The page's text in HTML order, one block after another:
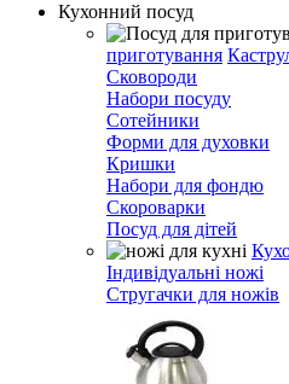
Кухонний посуд
приготування
Сковороди
Набори посуду
Сотейники
Форми для духовки
Кришки
Набори для фондю
Скороварки
Посуд для дітей
Індивідуальні ножі
Стругачки для ножів